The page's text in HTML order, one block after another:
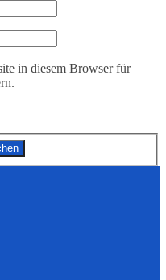
in diesem Browser für